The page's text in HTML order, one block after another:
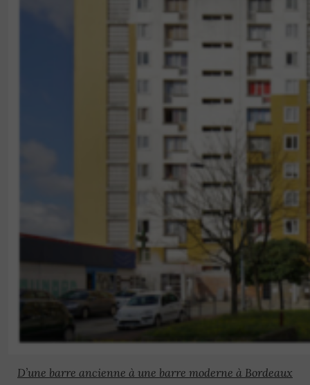
D’une barre ancienne à une barre moderne à Bordeaux